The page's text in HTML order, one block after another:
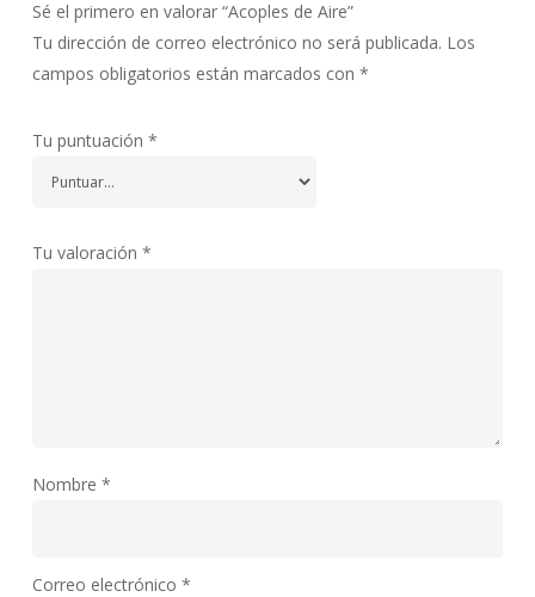
Sé el primero en valorar “Acoples de Aire”
Tu dirección de correo electrónico no será publicada. Los
campos obligatorios están marcados con *
Tu puntuación *
Tu valoración *
Nombre *
Correo electrónico *